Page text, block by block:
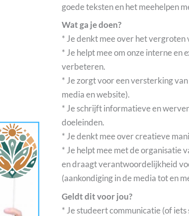
goede teksten en het meehelpen
Wat ga je doen?
* Je denkt mee over het vergroten
* Je helpt mee om onze interne
verbeteren.
* Je zorgt voor een versterking
media en website).
* Je schrijft informatieve en
doeleinden.
* Je denkt mee over creatieve
* Je helpt mee met de organisatie
en draagt verantwoordelijkheid
(aankondiging in de media tot en
Geldt dit voor jou?
* Je studeert communicatie (of